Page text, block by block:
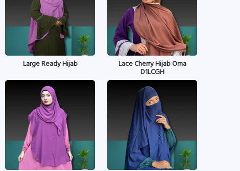
Large Ready Hijab Lace Cherry Hijab Orna
D1LCGH